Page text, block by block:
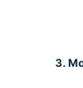
3.